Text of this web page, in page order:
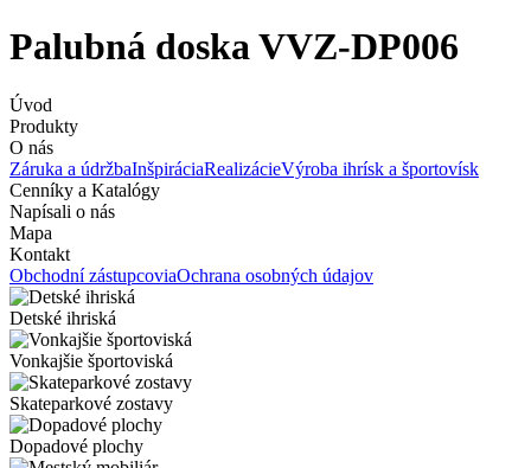
Palubná doska VVZ-DP006
Úvod
Produkty
O nás
Záruka a údržbaInšpiráciaRealizácieVýroba ihrísk a športovísk
Cenníky a Katalógy
Napísali o nás
Mapa
Kontakt
Obchodní zástupcoviaOchrana osobných údajov
Detské ihriská
Vonkajšie športoviská
Skateparkové zostavy
Dopadové plochy